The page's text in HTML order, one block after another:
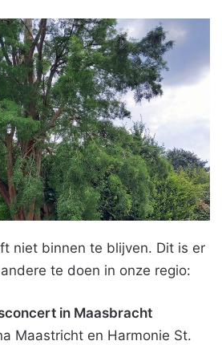
niet binnen te blijven. Dit is er
te doen in onze regio:
in Maasbracht
Maastricht en Harmonie St.